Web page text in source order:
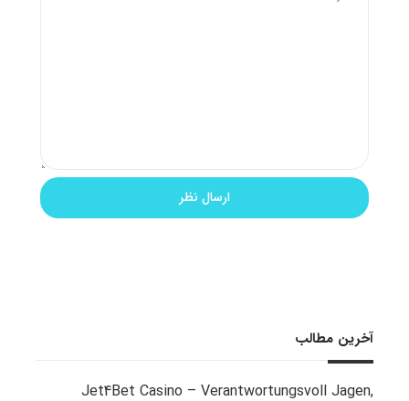
آخرین مطالب
Jet4Bet Casino – Verantwortungsvoll Jagen,